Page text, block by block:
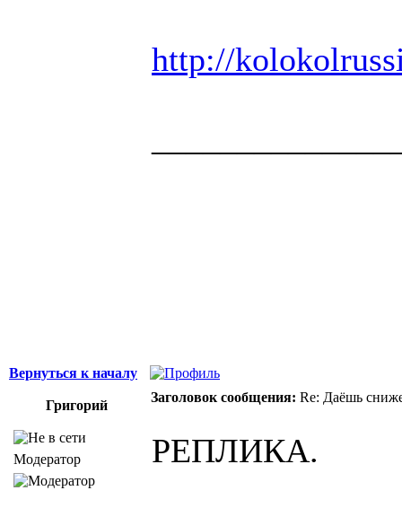
http://
Вернуться к началу
Григорий
Заголовок сообщения: Re: Даёшь
Модератор РЕПЛИКА.